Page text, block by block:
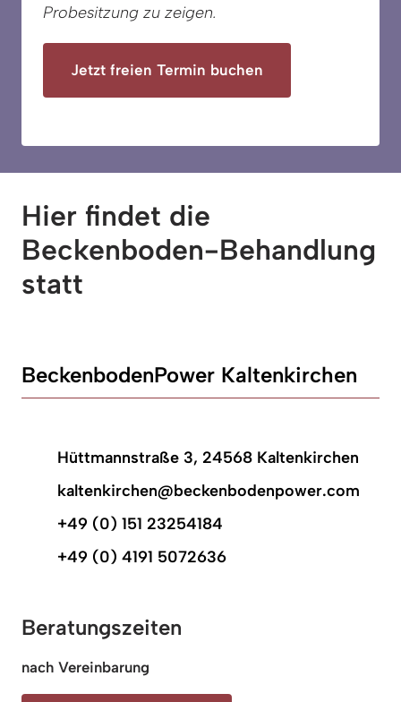
Probesitzung zu zeigen.
Jetzt freien Termin buchen
Hier findet die
Beckenboden-Behandlung
statt
BeckenbodenPower Kaltenkirchen
Hüttmannstraße 3, 24568 Kaltenkirchen
kaltenkirchen@beckenbodenpower.com
+49 (0) 151 23254184
+49 (0) 4191 5072636
Beratungszeiten
nach Vereinbarung